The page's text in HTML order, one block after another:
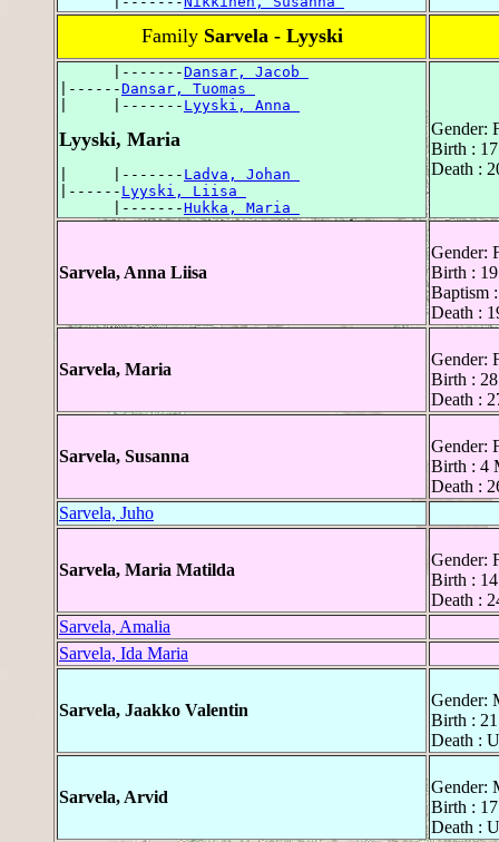
Family Sarvela - Lyyski
      |-------
Dansar, Jacob
|------Dansar, Tuomas
|     |------- Lyyski, Anna
Lyyski, Maria
|     |------- Ladva, Johan
|------ Lyyski, Liisa
      |-------
Hukka, Maria
Gender:
Birth :
Death :
Sarvela, Anna Liisa
Gender:
Birth :
Baptism
Death :
Sarvela, Maria
Gender:
Birth :
Death :
Sarvela, Susanna
Gender:
Birth : 4
Death :
Sarvela, Juho
Sarvela, Maria Matilda
Gender:
Birth :
Death :
Sarvela, Amalia
Sarvela, Ida Maria
Sarvela, Jaakko Valentin
Gender:
Birth :
Death :
Sarvela, Arvid
Gender:
Birth : 17
Death :